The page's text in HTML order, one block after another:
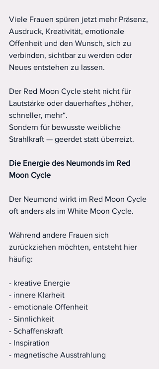
Viele Frauen spüren jetzt mehr Präsenz,
Ausdruck, Kreativität, emotionale
Offenheit und den Wunsch, sich zu
verbinden, sichtbar zu werden oder
Neues entstehen zu lassen.
Der Red Moon Cycle steht nicht für
Lautstärke oder dauerhaftes „höher,
schneller, mehr“.
Sondern für bewusste weibliche
Strahlkraft — geerdet statt überreizt.
Die Energie des Neumonds im Red
Moon Cycle
Der Neumond wirkt im Red Moon Cycle
oft anders als im White Moon Cycle.
Während andere Frauen sich
zurückziehen möchten, entsteht hier
häufig:
- kreative Energie
- innere Klarheit
- emotionale Offenheit
- Sinnlichkeit
- Schaffenskraft
- Inspiration
- magnetische Ausstrahlung